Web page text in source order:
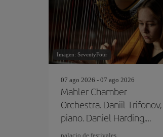
Imagen: SeventyFour
07 ago 2026 - 07 ago 2026
Mahler Chamber
Orchestra. Daniil Trifonov,
piano. Daniel Harding,
director
palacio de festivales